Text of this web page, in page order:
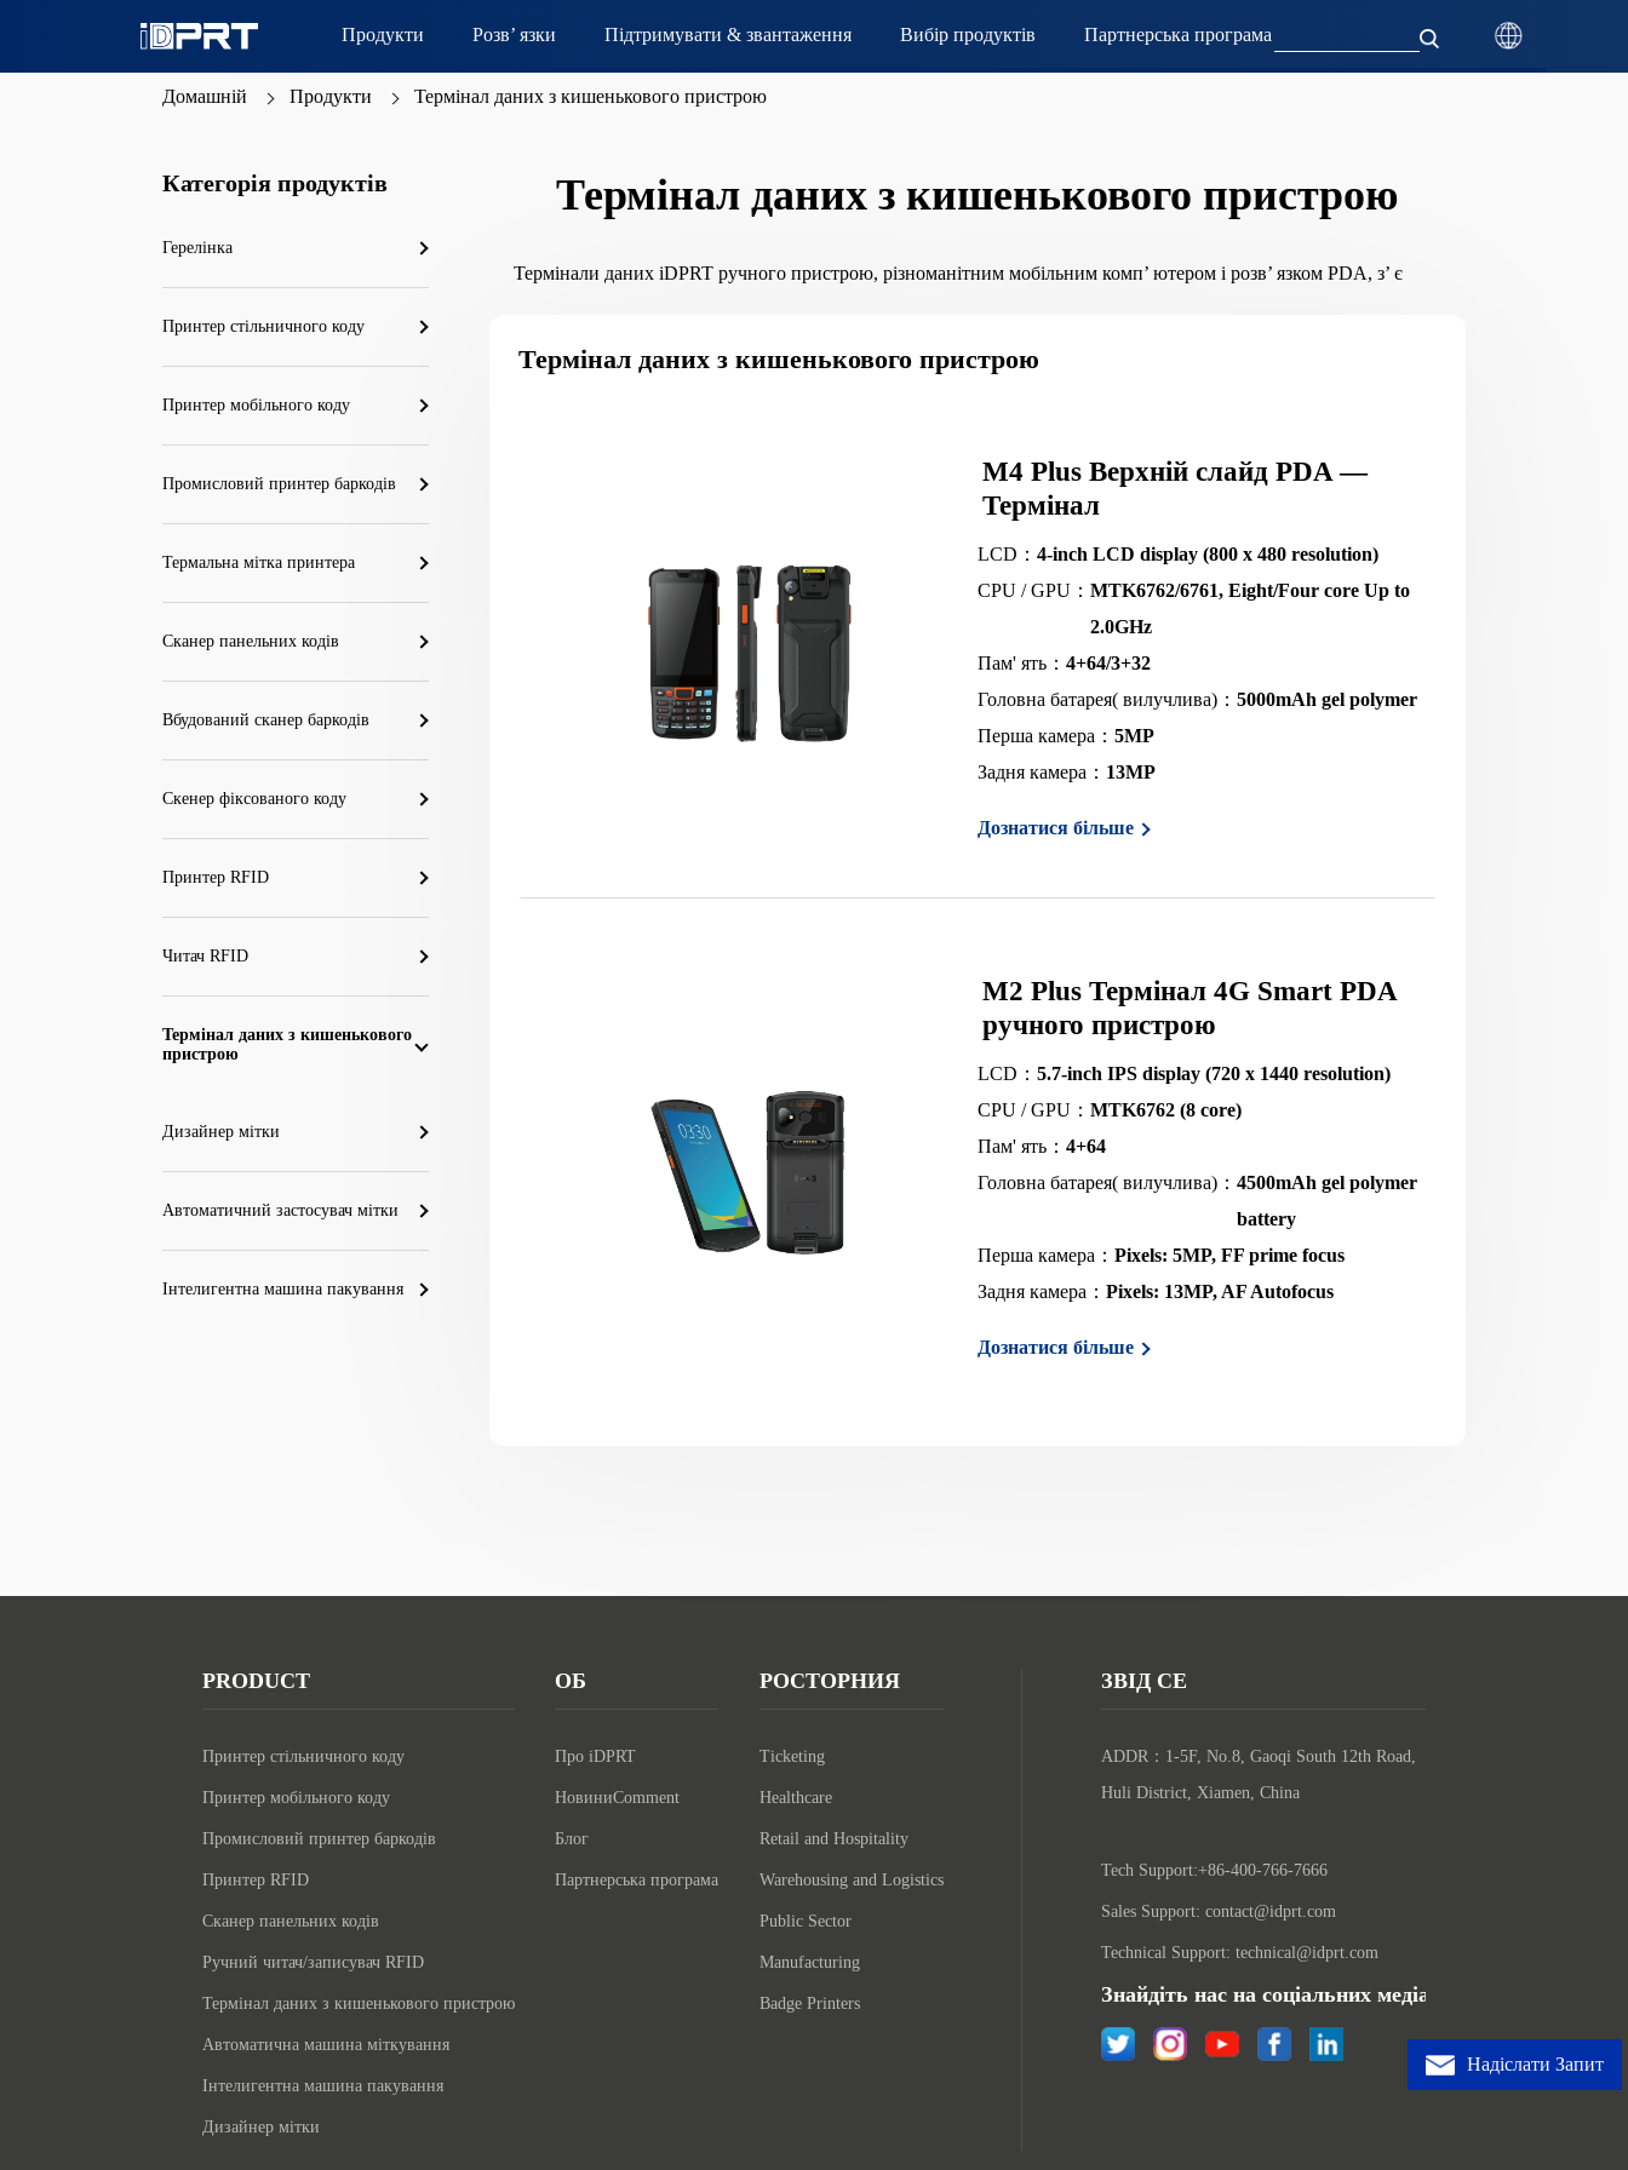
Продукти Розв’ язки Підтримувати & звантаження Вибір продуктів Партнерська програма
Домашній Продукти Термінал даних з кишенькового пристрою
Категорія продуктів
Герелінка
Принтер стільничного коду
Принтер мобільного коду
Промисловий принтер баркодів
Термальна мітка принтера
Сканер панельних кодів
Вбудований сканер баркодів
Скенер фіксованого коду
Принтер RFID
Читач RFID
Термінал даних з кишенькового
пристрою
Дизайнер мітки
Автоматичний застосувач мітки
Інтелигентна машина пакування
Термінал даних з кишенькового пристрою
Термінали даних iDPRT ручного пристрою, різноманітним мобільним комп’ ютером і розв’ язком PDA, з’ є
Термінал даних з кишенькового пристрою
M4 Plus Верхній слайд PDA —
Термінал
LCD： 4-inch LCD display (800 x 480 resolution)
CPU / GPU： MTK6762/6761, Eight/Four core Up to
2.0GHz
Пам' ять： 4+64/3+32
Головна батарея( вилучлива)： 5000mAh gel polymer
Перша камера： 5MP
Задня камера： 13MP
Дознатися більше
M2 Plus Термінал 4G Smart PDA
ручного пристрою
LCD： 5.7-inch IPS display (720 x 1440 resolution)
CPU / GPU： MTK6762 (8 core)
Пам' ять： 4+64
Головна батарея( вилучлива)： 4500mAh gel polymer
battery
Перша камера： Pixels: 5MP, FF prime focus
Задня камера： Pixels: 13MP, AF Autofocus
Дознатися більше
Надіслати Запит
PRODUCT
Принтер стільничного коду
Принтер мобільного коду
Промисловий принтер баркодів
Принтер RFID
Сканер панельних кодів
Ручний читач/записувач RFID
Термінал даних з кишенькового пристрою
Автоматична машина міткування
Інтелигентна машина пакування
Дизайнер мітки
ОБ
Про iDPRT
НовиниComment
Блог
Партнерська програма
РОСТОРНИЯ
Ticketing
Healthcare
Retail and Hospitality
Warehousing and Logistics
Public Sector
Manufacturing
Badge Printers
ЗВІД СЕ
ADDR：1-5F, No.8, Gaoqi South 12th Road,
Huli District, Xiamen, China
Tech Support:+86-400-766-7666
Sales Support: contact@idprt.com
Technical Support: technical@idprt.com
Знайдіть нас на соціальних медіах: